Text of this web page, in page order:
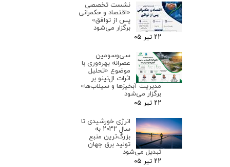
نشست تخصصی
«اقتصاد و حکمرانی
پس از توافق»
برگزار می‌شود
۲۲ تیر ۰۵
سی‌وسومین
عصرانه بهره‌وری با
موضوع «تحلیل
اثرات ال‌نینو بر
مدیریت آبخیزها و سیلاب‌ها»
برگزار می‌شود
۲۲ تیر ۰۵
انرژی خورشیدی تا
سال ۲۰۳۲ به
بزرگ‌ترین منبع
تولید برق جهان
تبدیل می‌شود
۲۲ تیر ۰۵